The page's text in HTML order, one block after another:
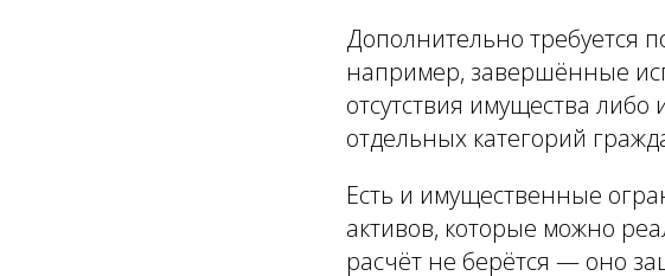
Дополнительно требуется
например, завершённые
отсутствия имущества
отдельных категорий
Есть и имущественные
активов, которые можно
расчёт не берётся — оно